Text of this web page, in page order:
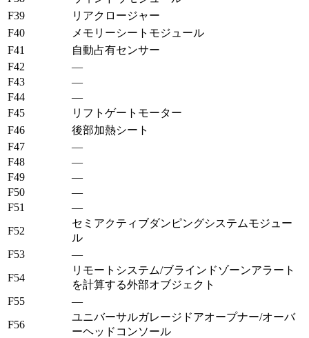
F39
リアクロージャー
F40
メモリーシートモジュール
F41
自動占有センサー
F42
—
F43
—
F44
—
F45
リフトゲートモーター
F46
後部加熱シート
F47
—
F48
—
F49
—
F50
—
F51
—
F52
セミアクティブダンピングシステムモジュー
ル
F53
—
F54
リモートシステム/ブラインドゾーンアラート
を計算する外部オブジェクト
F55
—
F56
ユニバーサルガレージドアオープナー/オーバ
ーヘッドコンソール